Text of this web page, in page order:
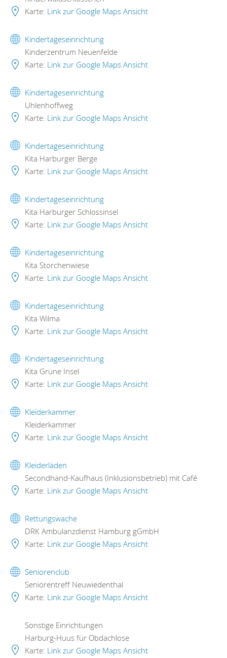
Karte: Link zur Google Maps Ansicht
Kindertageseinrichtung
Kinderzentrum Neuenfelde
Karte: Link zur Google Maps Ansicht
Kindertageseinrichtung
Uhlenhoffweg
Karte: Link zur Google Maps Ansicht
Kindertageseinrichtung
Kita Harburger Berge
Karte: Link zur Google Maps Ansicht
Kindertageseinrichtung
Kita Harburger Schlossinsel
Karte: Link zur Google Maps Ansicht
Kindertageseinrichtung
Kita Storchenwiese
Karte: Link zur Google Maps Ansicht
Kindertageseinrichtung
Kita Wilma
Karte: Link zur Google Maps Ansicht
Kindertageseinrichtung
Kita Grüne Insel
Karte: Link zur Google Maps Ansicht
Kleiderkammer
Kleiderkammer
Karte: Link zur Google Maps Ansicht
Kleiderläden
Secondhand-Kaufhaus (Inklusionsbetrieb) mit Café
Karte: Link zur Google Maps Ansicht
Rettungswache
DRK Ambulanzdienst Hamburg gGmbH
Karte: Link zur Google Maps Ansicht
Seniorenclub
Seniorentreff Neuwiedenthal
Karte: Link zur Google Maps Ansicht
Sonstige Einrichtungen
Harburg-Huus für Obdachlose
Karte: Link zur Google Maps Ansicht